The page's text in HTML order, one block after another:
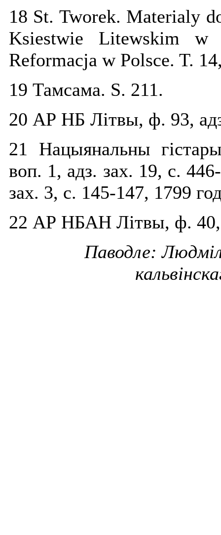
18 St. Tworek. Materialy
Ksiestwie Litewskim
Reformacja w Polsce. T.
19 Тамсама. S. 211.
20 АР НБ Літвы, ф. 93,
21 Нацыянальны
воп. 1, адз. зах. 19, с.
зах. 3, с. 145-147, 1799
22 АР НБАН Літвы, ф. 40,
Паводле: